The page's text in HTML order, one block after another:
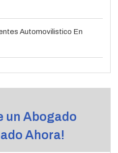
Automovilistico En
un Abogado
Ahora!